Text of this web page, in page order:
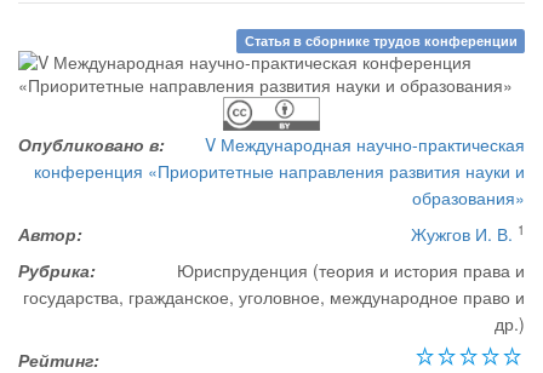
Статья в сборнике трудов конференции
Опубликовано в:
V Международная научно-практическая
конференция «Приоритетные направления развития науки и
образования»
Автор:
Жужгов И. В. 1
Рубрика:
Юриспруденция (теория и история права и
государства, гражданское, уголовное, международное право и
др.)
Рейтинг: